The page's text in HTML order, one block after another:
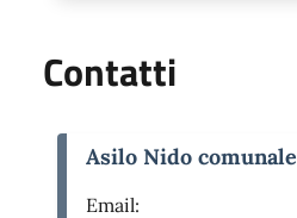
Contatti
Asilo Nido comunale
Email: